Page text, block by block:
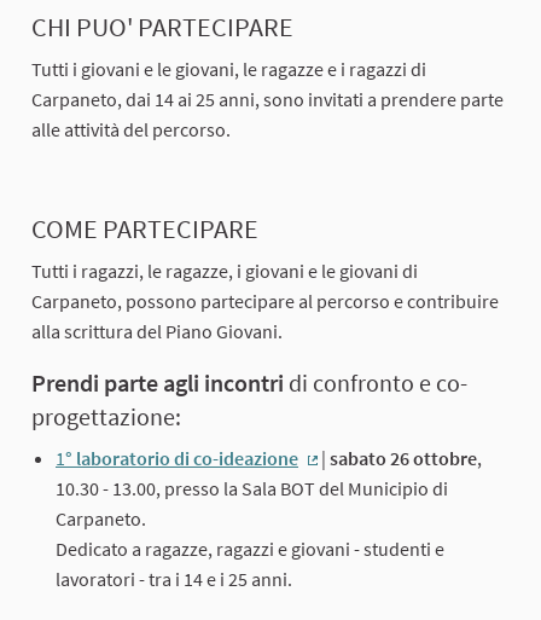
CHI PUO' PARTECIPARE
Tutti i giovani e le giovani, le ragazze e i ragazzi di
Carpaneto, dai 14 ai 25 anni, sono invitati a prendere parte
alle attività del percorso.
COME PARTECIPARE
Tutti i ragazzi, le ragazze, i giovani e le giovani di
Carpaneto, possono partecipare al percorso e contribuire
alla scrittura del Piano Giovani.
Prendi parte agli incontri di confronto e co-
progettazione:
1° laboratorio di co-ideazione
(Collegamento esterno)
| sabato 26 ottobre,
10.30 - 13.00, presso la Sala BOT del Municipio di
Carpaneto.
Dedicato a ragazze, ragazzi e giovani - studenti e
lavoratori - tra i 14 e i 25 anni.